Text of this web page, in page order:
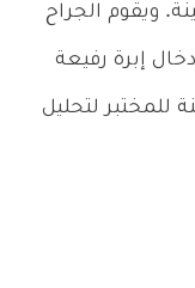
ويقوم الجراح
إبرة رفيعة
للمختبر لتحليل